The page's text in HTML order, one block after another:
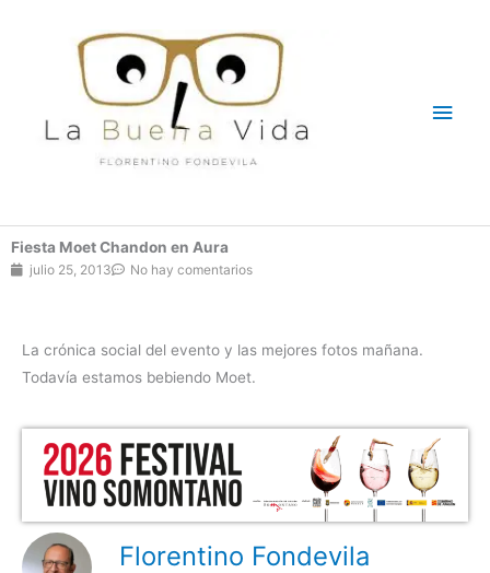
Fiesta Moet Chandon en Aura
julio 25, 2013 No hay comentarios
La crónica social del evento y las mejores fotos mañana.
Todavía estamos bebiendo Moet.
Florentino Fondevila